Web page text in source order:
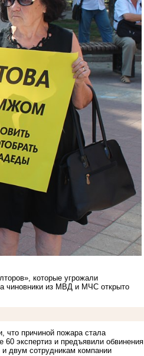
которые угрожали
чиновники из МВД и МЧС открыто
что причиной пожара стала
экспертиз и предъявили обвинения
двум сотрудникам компании